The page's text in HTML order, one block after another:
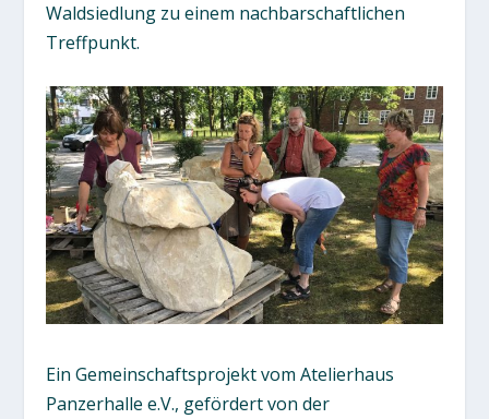
Waldsiedlung zu einem nachbarschaftlichen
Treffpunkt.
Ein Gemeinschaftsprojekt vom Atelierhaus
Panzerhalle e.V., gefördert von der